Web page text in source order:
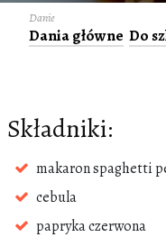
Danie
Dania główne Do
Składniki:
makaron spaghetti
cebula
papryka czerwona